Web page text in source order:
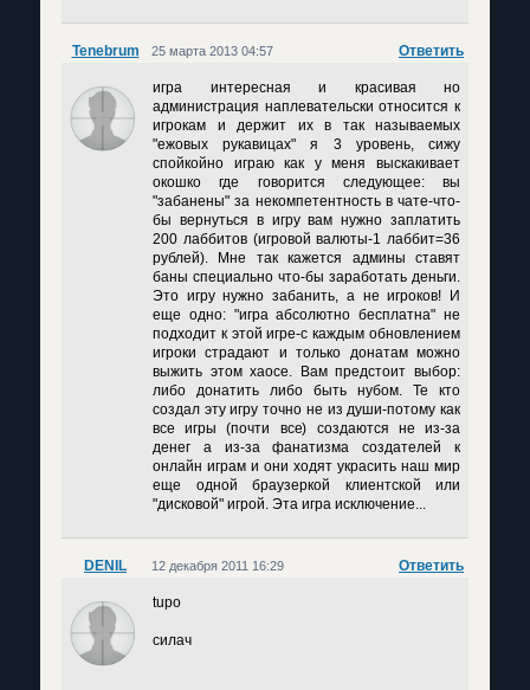
Tenebrum Ответить
25 марта 2013 04:57
игра интересная и красивая но
администрация наплевательски относится к
игрокам и держит их в так называемых
"ежовых рукавицах" я 3 уровень, сижу
спойкойно играю как у меня выскакивает
окошко где говорится следующее: вы
"забанены" за некомпетентность в чате-что-
бы вернуться в игру вам нужно заплатить
200 лаббитов (игровой валюты-1 лаббит=36
рублей). Мне так кажется админы ставят
баны специально что-бы заработать деньги.
Это игру нужно забанить, а не игроков! И
еще одно: "игра абсолютно бесплатна" не
подходит к этой игре-с каждым обновлением
игроки страдают и только донатам можно
выжить этом хаосе. Вам предстоит выбор:
либо донатить либо быть нубом. Те кто
создал эту игру точно не из души-потому как
все игры (почти все) создаются не из-за
денег а из-за фанатизма создателей к
онлайн играм и они ходят украсить наш мир
еще одной браузеркой клиентской или
"дисковой" игрой. Эта игра исключение...
DENIL Ответить
12 декабря 2011 16:29
tupo
силач